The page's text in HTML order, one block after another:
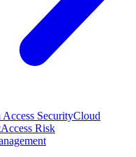
Access SecurityCloud
Access Risk